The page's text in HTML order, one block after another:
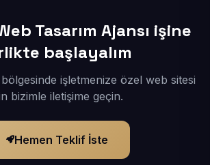
Tasarım Ajansı işine
başlayalım
işletmenize özel web sitesi
bizimle iletişime geçin.
Hemen Teklif İste